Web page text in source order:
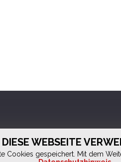
WEBSEITE
gespeichert. Mit dem